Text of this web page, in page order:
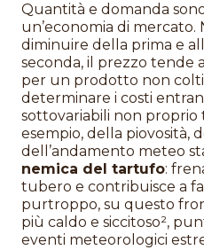
Quantità e domanda
un’economia di mercato.
diminuire della prima e
seconda, il prezzo tende
per un prodotto non
determinare i costi
sottovariabili non proprio
esempio, della piovosità,
dell’andamento meteo
nemica del tartufo:
tubero e contribuisce a
purtroppo, su questo
più caldo e siccitoso²,
eventi meteorologici